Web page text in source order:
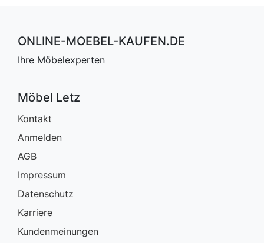
ONLINE-MOEBEL-KAUFEN.DE
Ihre Möbelexperten
Möbel Letz
Kontakt
Anmelden
AGB
Impressum
Datenschutz
Karriere
Kundenmeinungen